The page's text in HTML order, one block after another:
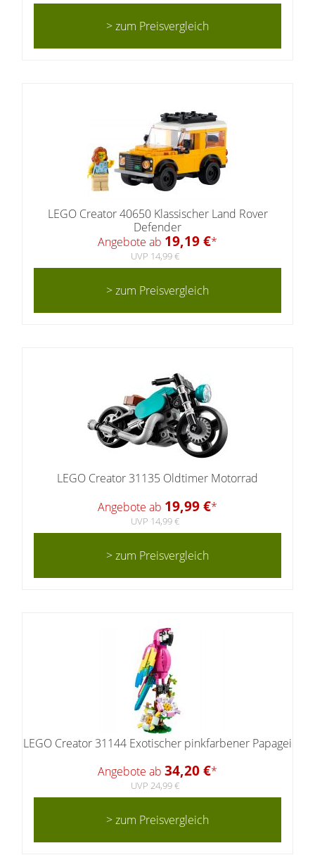
> zum Preisvergleich
LEGO Creator 40650 Klassischer Land Rover
Defender
Angebote ab 19,19 €*
UVP 14,99 €
> zum Preisvergleich
LEGO Creator 31135 Oldtimer Motorrad
Angebote ab 19,99 €*
UVP 14,99 €
> zum Preisvergleich
LEGO Creator 31144 Exotischer pinkfarbener Papagei
Angebote ab 34,20 €*
UVP 24,99 €
> zum Preisvergleich